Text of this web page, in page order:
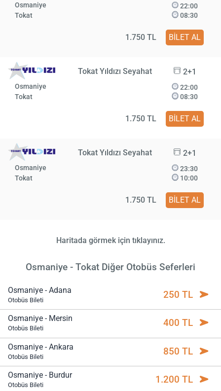
Osmaniye
Tokat
22:00
08:30
1.750 TL BİLET AL
Tokat Yıldızı Seyahat 2+1
Osmaniye
Tokat
22:00
08:30
1.750 TL BİLET AL
Tokat Yıldızı Seyahat 2+1
Osmaniye
Tokat
23:30
10:00
1.750 TL BİLET AL
Haritada görmek için tıklayınız.
Osmaniye - Tokat Diğer Otobüs Seferleri
Osmaniye - Adana
Otobüs Bileti 250 TL
Osmaniye - Mersin
Otobüs Bileti 400 TL
Osmaniye - Ankara
Otobüs Bileti 850 TL
Osmaniye - Burdur
Otobüs Bileti 1.200 TL